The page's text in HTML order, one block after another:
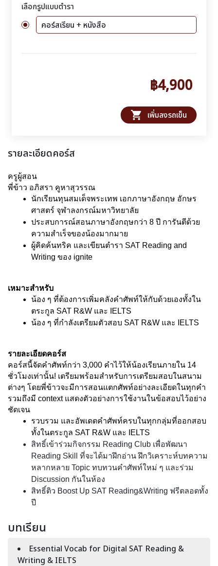
เลือกรูปแบบตำรา
คอร์สเรียน + หนังสือ
฿4,900
shopping_cart เพิ่มลงรถเข็น
รายละเอียดคอร์ส
ครูผู้สอน
พี่ข้าว อภิสรา คูหาสุวรรณ
นักเรียนทุนสมเด็จพระเทพ เอกภาษาอังกฤษ อักษร
ศาสตร์ จุฬาลงกรณ์มหาวิทยาลัย
ประสบการณ์สอนภาษาอังกฤษกว่า 8 ปี การันตีด้วย
ความสำเร็จของน้องมากมาย
ผู้คิดค้นทริค และเขียนตำรา SAT Reading and
Writing ของ ignite
เหมาะสำหรับ
น้อง ๆ ที่ต้องการเพิ่มคลังคำศัพท์ให้กับด้วยเองทั้งใน
ตระกูล SAT R&W และ IELTS
น้อง ๆ ที่กำลังเตรียมตัวสอบ SAT R&W และ IELTS
รายละเอียดคอร์ส
คอร์สนี้จัดคำศัพท์กว่า 3,000 คำไว้ให้น้องเรียนภายใน 14
ชั่วโมงเท่านั้น! เตรียมพร้อมสำหรับการเตรียมสอบในสนาม
ต่างๆ โดยพี่ข้าวจะมีการสอนแตกศัพท์อย่างละเอียดในทุกคำ
รวมถึงมี context แสดงตัวอย่างการใช้งานในข้อสอบไว้อย่าง
ชัดเจน
รวบรวม และอัพเดตคำศัพท์ครบในทุกกลุ่มที่ออกสอบ
ทั้งในตระกูล SAT R&W และ IELTS
สิทธิ์เข้าร่วมกิจกรรม Reading Club เพื่อพัฒนา
Reading Skill ที่จะได้มาฝึกอ่าน ฝึกวิเคราะห์บทความ
หลากหลาย Topic ทบทวนคำศัพท์ใหม่ ๆ และร่วม
Discussion กันในห้อง
สิทธิ์ติว Boost Up SAT Reading&Writing ฟรีตลอดทั้ง
ปี
บทเรียน
Essential Vocab for Digital SAT Reading &
Writing & IELTS